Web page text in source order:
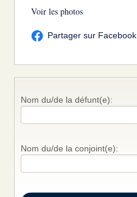
Voir les photos
Partager sur Facebook
Nom du/de la défunt(e):
Nom du/de la conjoint(e):